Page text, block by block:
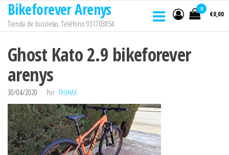
Saltar
contenido
Bikeforever Arenys
Tienda de bicicletas. Teléfono 931703854
0
€0,00
Ghost Kato 2.9 bikeforever
arenys
30/04/2020 Por TAUHAX